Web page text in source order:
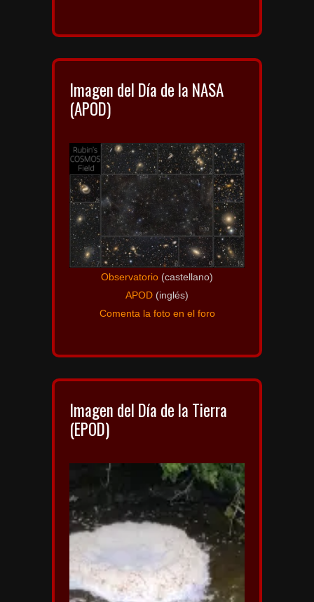
Imagen del Día de la NASA
(APOD)
Observatorio (castellano)
APOD (inglés)
Comenta la foto en el foro
Imagen del Día de la Tierra
(EPOD)